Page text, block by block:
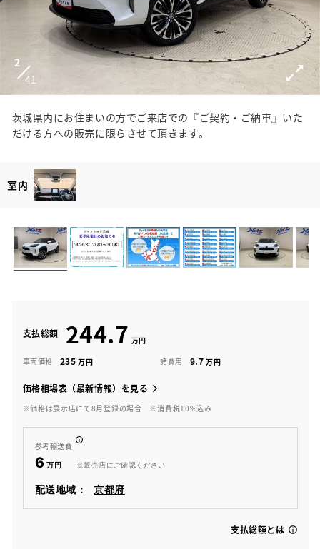
2
41
茨城県内にお住まいの方でご来店での『ご契約・ご納車』いた
だける方への販売に限らさせて頂きます。
室内
支払総額 244.7
車両価格 235 諸費用 9.7
価格相場表（最新情報）を見る
※価格は展示店にて8月登録の場合 ※消費税10%込み
参考輸送費
6 ※販売店にご確認ください
配送地域： 京都府
支払総額とは